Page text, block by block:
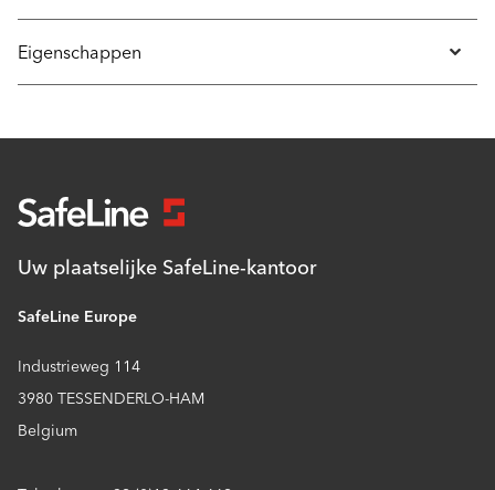
Eigenschappen
Uw plaatselijke SafeLine-kantoor
SafeLine Europe
Industrieweg 114
3980 TESSENDERLO-HAM
Belgium